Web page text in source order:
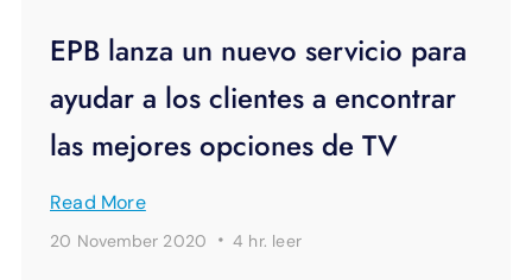
EPB lanza un nuevo servicio para
ayudar a los clientes a encontrar
las mejores opciones de TV
Read More
20 November 2020 · 4 hr. leer